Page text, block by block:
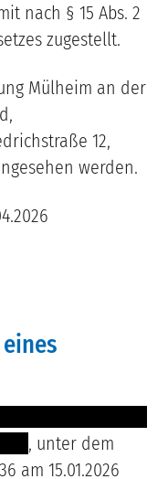
nach § 15 Abs. 2
zugestellt.
Mülheim an der
12,
werden.
, unter dem
am 15.01.2026